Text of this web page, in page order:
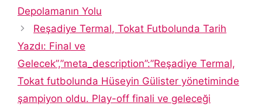
Depolamanın Yolu
Reşadiye Termal, Tokat Futbolunda Tarih
Yazdı: Final ve
Gelecek”,”meta_description”:”Reşadiye Termal,
Tokat futbolunda Hüseyin Gülister yönetiminde
şampiyon oldu. Play-off finali ve geleceği